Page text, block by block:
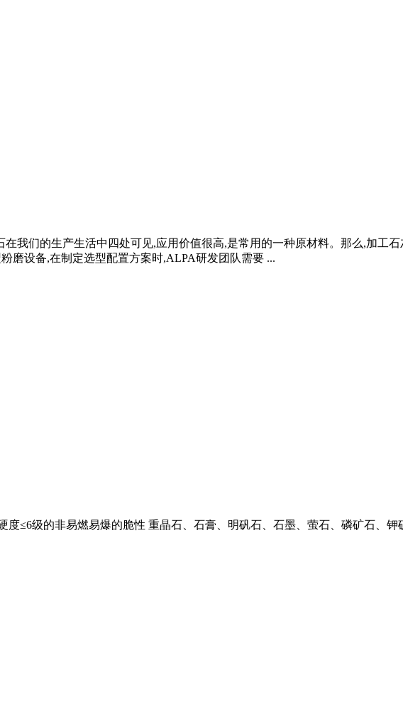
我们的生产生活中四处可见,应用价值很高,是常用的一种原材料。那么,加工
磨设备,在制定选型配置方案时,ALPA研发团队需要 ...
≤6级的非易燃易爆的脆性 重晶石、石膏、明矾石、石墨、萤石、磷矿石、